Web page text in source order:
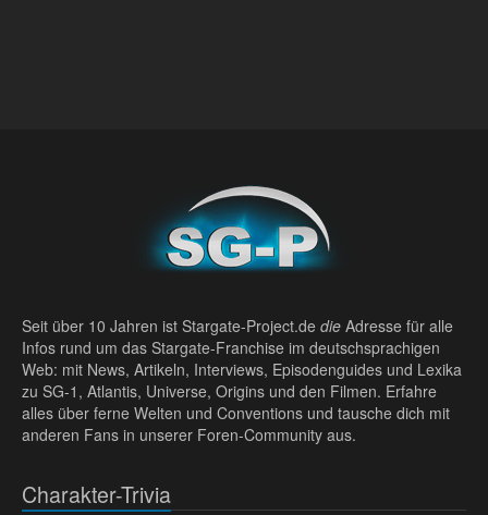
Seit über 10 Jahren ist Stargate-Project.de die Adresse für alle
Infos rund um das Stargate-Franchise im deutschsprachigen
Web: mit News, Artikeln, Interviews, Episodenguides und Lexika
zu SG-1, Atlantis, Universe, Origins und den Filmen. Erfahre
alles über ferne Welten und Conventions und tausche dich mit
anderen Fans in unserer Foren-Community aus.
Charakter-Trivia